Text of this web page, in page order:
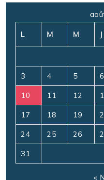
L M M J
3 4 5 6
10 11 12
17 18 19
24 25 26
31
«